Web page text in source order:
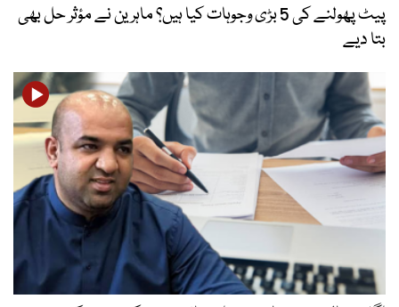
پیٹ پھولنے کی 5 بڑی وجوہات کیا ہیں؟ ماہرین نے مؤثر حل بھی
بتا دیے